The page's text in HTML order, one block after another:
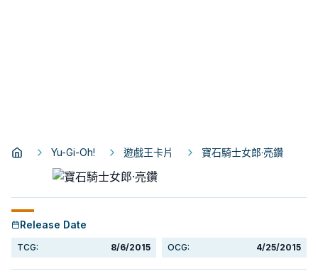
Yu-Gi-Oh! 遊戲王卡片 寶石騎士女郎·亮鑽
Release Date
TCG: 8/6/2015 OCG: 4/25/2015